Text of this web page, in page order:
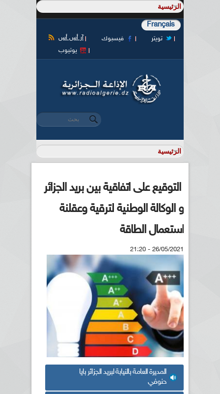
Français
آر أس أس فيسبوك
تويتر
يوتيوب
استمارة البحث
‏بحث ‏
التوقيع على اتفاقية بين بريد الجزائر
و الوكالة الوطنية لترقية وعقلنة
استعمال الطاقة
26/05/2021 - 21:20
المديرة العامة بالنيابة لبريد الجزائر بايا
حنوفي